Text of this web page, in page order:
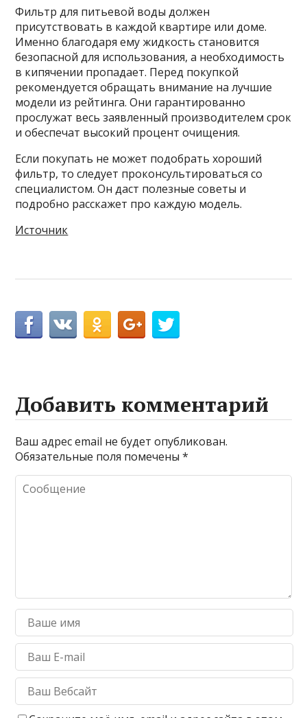
Фильтр для питьевой воды должен
присутствовать в каждой квартире или доме.
Именно благодаря ему жидкость становится
безопасной для использования, а необходимость
в кипячении пропадает. Перед покупкой
рекомендуется обращать внимание на лучшие
модели из рейтинга. Они гарантированно
прослужат весь заявленный производителем срок
и обеспечат высокий процент очищения.
Если покупать не может подобрать хороший
фильтр, то следует проконсультироваться со
специалистом. Он даст полезные советы и
подробно расскажет про каждую модель.
Источник
Добавить комментарий
Ваш адрес email не будет опубликован.
Обязательные поля помечены*